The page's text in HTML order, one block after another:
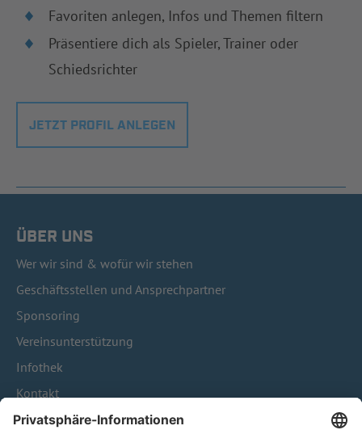
Favoriten anlegen, Infos und Themen filtern
Präsentiere dich als Spieler, Trainer oder
Schiedsrichter
JETZT PROFIL ANLEGEN
ÜBER UNS
Wer wir sind & wofür wir stehen
Geschäftsstellen und Ansprechpartner
Sponsoring
Vereinsunterstützung
Infothek
Kontakt